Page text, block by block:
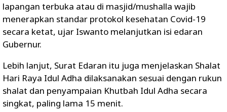
lapangan terbuka atau di masjid/mushalla wajib
menerapkan standar protokol kesehatan Covid-19
secara ketat, ujar Iswanto melanjutkan isi edaran
Gubernur.
Lebih lanjut, Surat Edaran itu juga menjelaskan Shalat
Hari Raya Idul Adha dilaksanakan sesuai dengan rukun
shalat dan penyampaian Khutbah Idul Adha secara
singkat, paling lama 15 menit.